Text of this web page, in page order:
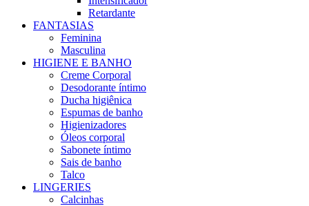
Retardante
FANTASIAS
Feminina
Masculina
HIGIENE E BANHO
Creme Corporal
Desodorante íntimo
Ducha higiênica
Espumas de banho
Higienizadores
Óleos corporal
Sabonete íntimo
Sais de banho
Talco
LINGERIES
Calcinhas